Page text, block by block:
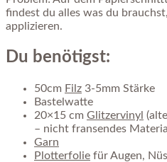
findest du alles was du
applizieren.
Du benötigst:
50cm Filz 3-5mm Stärke
Bastelwatte
20×15 cm Glitzervinyl
– nicht fransendes
Garn
Plotterfolie für Augen,